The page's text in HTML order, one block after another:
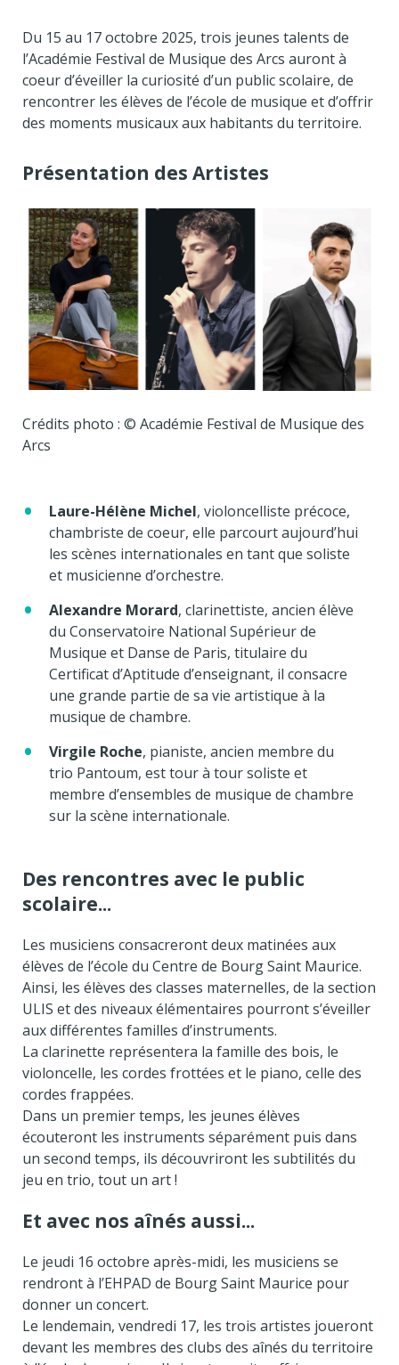
Du 15 au 17 octobre 2025, trois jeunes talents de
l’Académie Festival de Musique des Arcs auront à
coeur d’éveiller la curiosité d’un public scolaire, de
rencontrer les élèves de l’école de musique et d’offrir
des moments musicaux aux habitants du territoire.
Présentation des Artistes
Crédits photo : © Académie Festival de Musique des
Arcs
Laure-Hélène Michel, violoncelliste précoce,
chambriste de coeur, elle parcourt aujourd’hui
les scènes internationales en tant que soliste
et musicienne d’orchestre.
Alexandre Morard, clarinettiste, ancien élève
du Conservatoire National Supérieur de
Musique et Danse de Paris, titulaire du
Certificat d’Aptitude d’enseignant, il consacre
une grande partie de sa vie artistique à la
musique de chambre.
Virgile Roche, pianiste, ancien membre du
trio Pantoum, est tour à tour soliste et
membre d’ensembles de musique de chambre
sur la scène internationale.
Des rencontres avec le public
scolaire...
Les musiciens consacreront deux matinées aux
élèves de l’école du Centre de Bourg Saint Maurice.
Ainsi, les élèves des classes maternelles, de la section
ULIS et des niveaux élémentaires pourront s’éveiller
aux différentes familles d’instruments.
La clarinette représentera la famille des bois, le
violoncelle, les cordes frottées et le piano, celle des
cordes frappées.
Dans un premier temps, les jeunes élèves
écouteront les instruments séparément puis dans
un second temps, ils découvriront les subtilités du
jeu en trio, tout un art !
Et avec nos aînés aussi...
Le jeudi 16 octobre après-midi, les musiciens se
rendront à l’EHPAD de Bourg Saint Maurice pour
donner un concert.
Le lendemain, vendredi 17, les trois artistes joueront
devant les membres des clubs des aînés du territoire